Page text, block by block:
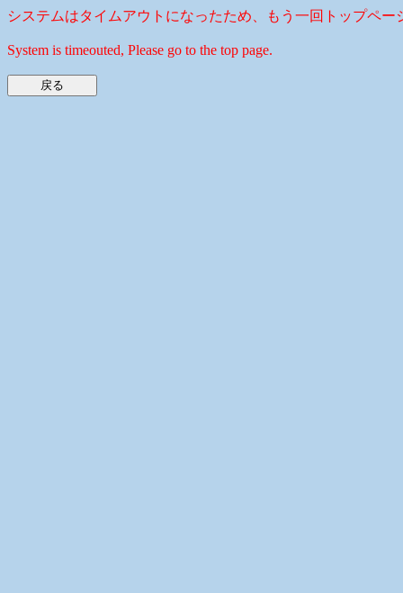
システムはタイムアウトになったため、もう一回トップペー
System is timeouted, Please go to the top page.